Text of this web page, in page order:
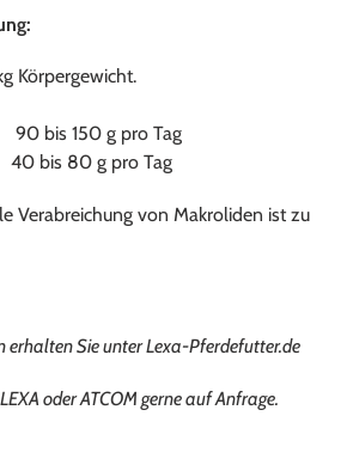
Körpergewicht.
150 g pro Tag
40 bis 80 g pro Tag
Verabreichung von Makroliden ist zu
erhalten Sie unter Lexa-Pferdefutter.de
oder ATCOM gerne auf Anfrage.